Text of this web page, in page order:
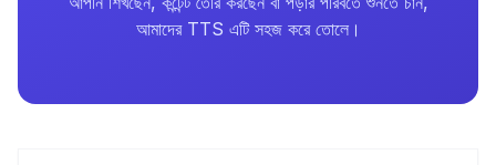
আমাদের TTS এটি সহজ করে তোলে।